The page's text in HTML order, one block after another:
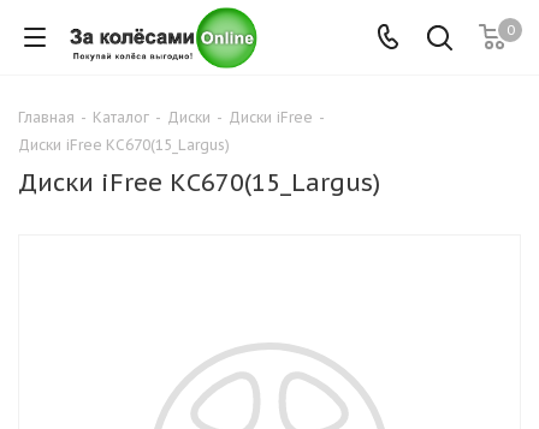
0
Главная - Каталог - Диски - Диски iFree -
Диски iFree КС670(15_Largus)
Диски iFree КС670(15_Largus)